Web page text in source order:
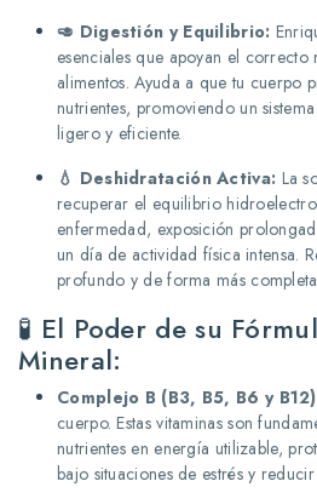
🥑 Digestión y Equilibrio:
esenciales que apoyan el correcto
alimentos. Ayuda a que tu cuerpo
nutrientes, promoviendo un
ligero y eficiente.
💧 Deshidratación Activa: La
recuperar el equilibrio
enfermedad, exposición
un día de actividad física intensa.
profundo y de forma más
🧪 El Poder de su
Mineral:
Complejo B (B3, B5, B6 y
cuerpo. Estas vitaminas son
nutrientes en energía utilizable,
bajo situaciones de estrés y